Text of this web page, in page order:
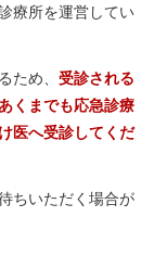
療所を運営してい
ため、 受診される
くまでも応急診療
医へ受診してくだ
ちいただく場合が